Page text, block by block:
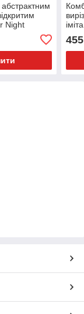
абстрактним
Night
455